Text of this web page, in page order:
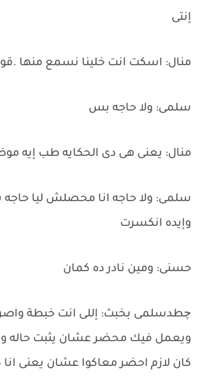
إنتى
منال: اسكت انت خلينا نسمع منها
سلمى: ولا حاجه بس
منال: يعنى هى دى الحكايه طب إيه
سلمى: ولا حاجه انا محصلش ليا حاجه
وإيده انكسرت
حسنى: ومين نادر ده كمان
چطدسلمى بخبث: إللى انت خبطة
ويعمل فيك محضر عشان يثبت حاله
كان لازم احضر معاكوا عشان يعنى